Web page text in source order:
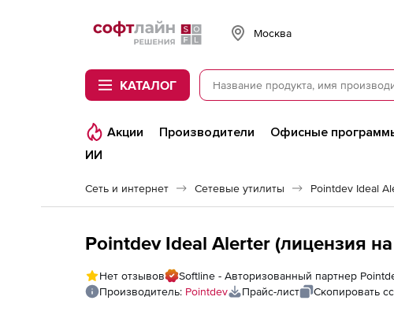
Softline
Москва
КАТАЛОГ
Акции Производители Офисные
ИИ
Сеть и интернет Сетевые утилиты Pointdev Ideal
Pointdev Ideal Alerter (лицензия на
Нет отзывов
Softline - Авторизованный партнер
Производитель: Pointdev Прайс-лист Скопировать